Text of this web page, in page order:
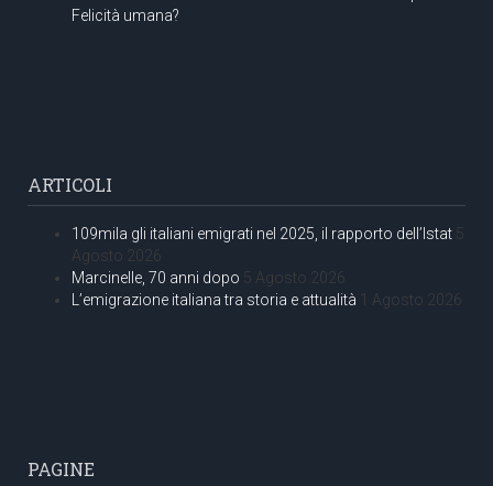
Felicità umana?
ARTICOLI
109mila gli italiani emigrati nel 2025, il rapporto dell’Istat 5
Agosto 2026
Marcinelle, 70 anni dopo 5 Agosto 2026
L’emigrazione italiana tra storia e attualità 1 Agosto 2026
PAGINE